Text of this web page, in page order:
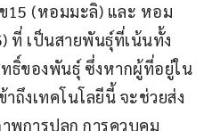
15 (หอมมะลิ) และ หอม
ที่ เป็นสายพันธุ์ที่เน้นทั้ง
ธิ์ของพันธุ์ ซึ่งหากผู้ที่อยู่ใน
าถึงเทคโนโลยีนี้ จะช่วยส่ง
การปลูก การควบคุม